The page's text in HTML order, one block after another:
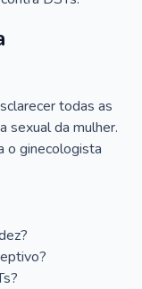
todas as
sexual da mulher.
o ginecologista